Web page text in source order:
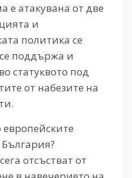
е атакувана от две
и
политика се
поддържа и
статуквото под
от набезите на
отсъстват от